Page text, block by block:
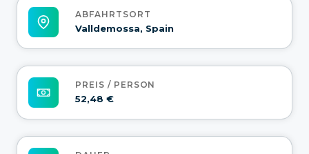
ABFAHRTSORT
Valldemossa, Spain
PREIS / PERSON
52,48 €